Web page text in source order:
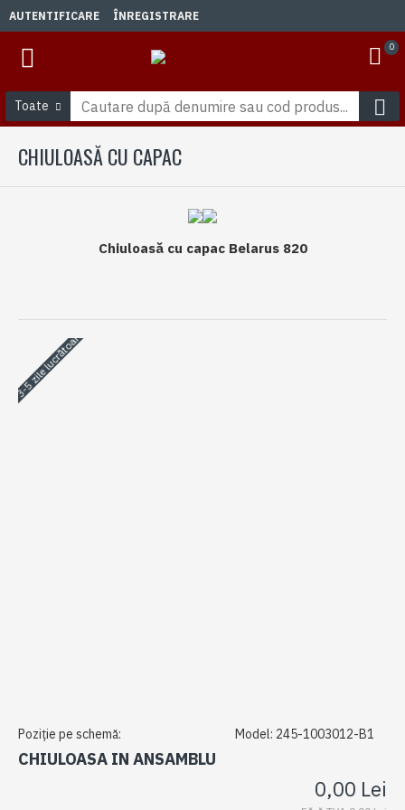
AUTENTIFICARE ÎNREGISTRARE
0
Toate
CHIULOASĂ CU CAPAC
Chiuloasă cu capac Belarus 820
3-5 zile lucrătoare
Poziție pe schemă: Model: 245-1003012-B1
CHIULOASA IN ANSAMBLU
0,00 Lei